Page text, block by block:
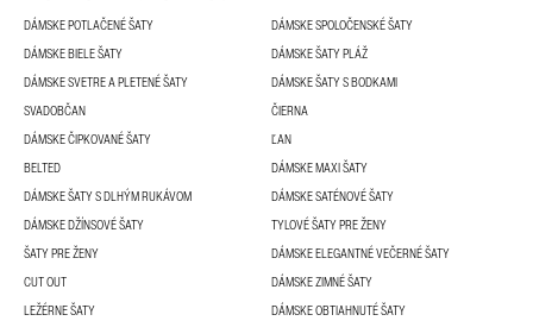
DÁMSKE POTLAČENÉ ŠATY
DÁMSKE SPOLOČENSKÉ ŠATY
DÁMSKE BIELE ŠATY
DÁMSKE ŠATY PLÁŽ
DÁMSKE SVETRE A PLETENÉ ŠATY
DÁMSKE ŠATY S BODKAMI
SVADOBČAN
ČIERNA
DÁMSKE ČIPKOVANÉ ŠATY
ĽAN
BELTED
DÁMSKE MAXI ŠATY
DÁMSKE ŠATY S DLHÝM RUKÁVOM
DÁMSKE SATÉNOVÉ ŠATY
DÁMSKE DŽÍNSOVÉ ŠATY
TYLOVÉ ŠATY PRE ŽENY
ŠATY PRE ŽENY
DÁMSKE ELEGANTNÉ VEČERNÉ ŠATY
CUT OUT
DÁMSKE ZIMNÉ ŠATY
LEŽÉRNE ŠATY
DÁMSKE OBTIAHNUTÉ ŠATY